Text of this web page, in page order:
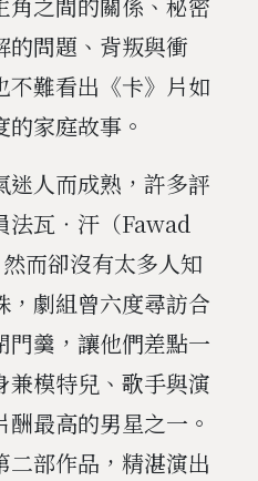
的問題、背叛與衝
不難看出《卡》片如
家庭故事。
迷人而成熟，許多評
法瓦‧汗（Fawad
而卻沒有太多人知
，劇組曾六度尋訪合
門羹，讓他們差點一
兼模特兒、歌手與演
最高的男星之一。
二部作品，精湛演出